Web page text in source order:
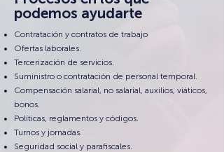
podemos ayudarte
Contratación y contratos de trabajo
Ofertas laborales.
Tercerización de servicios.
Suministro o contratación de personal temporal.
Compensación salarial, no salarial, auxilios, viáticos,
bonos.
Políticas, reglamentos y códigos.
Turnos y jornadas.
Seguridad social y parafiscales.